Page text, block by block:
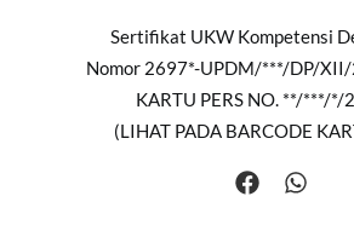
Sertifikat UKW Kompetensi
Nomor 2697*-UPDM/***/DP/
KARTU PERS NO. **/***/
(LIHAT PADA BARCODE